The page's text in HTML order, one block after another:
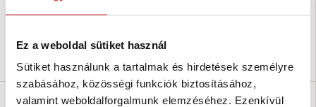
Ez a weboldal sütiket használ
Sütiket használunk a tartalmak és hirdetések személyre
szabásához, közösségi funkciók biztosításához,
valamint weboldalforgalmunk elemzéséhez. Ezenkívül
Hosszúság (m): 100 m